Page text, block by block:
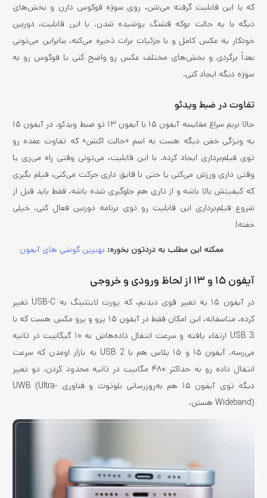
که با این قابلیت گرفته می‌شن، روی سوژه فوکوس دارن و بخش‌های
دیگه با یه حالت بوکه قشنگ پوشیده شدن. با این قابلیت، دوربین
خودکار یه عکس کامل و با جزئیات برات ذخیره می‌کنه، بنابراین می‌تونی
بعداً برگردی و بخش‌های مختلف عکس رو واضح کنی یا فوکوس رو به
سوژه دیگه ایجاد کنی.
تفاوت در ضبط ویدئو
حالا بریم سراغ مقایسه آیفون ۱۵ با آیفون ۱۳ تو ضبط ویدئو. در آیفون ۱۵
یه ویژگی خفن دیگه هست به اسم «حالت اکشن» که تفاوت عمده رو
توی فیلم‌برداری ایجاد کرده. با این قابلیت، می‌تونی وقتی راه می‌ری یا
وقتی داری ورزش می‌کنی یا حتی با قایق داری حرکت می‌کنی، فیلم بگیری
که کیفیتش بالا باشه و از تاری هم جلوگیری شده باشه. فقط باید قبل از
شروع فیلم‌برداری این قابلیت رو توی برنامه دوربین فعال کنی. خیلی
خفنه!
ممکنه این مطلب به دردتون بخوره: بهترین گوشی های آیفون
آیفون ۱۵ و ۱۳ از لحاظ ورودی و خروجی
در آیفون ۱۵ یه تغییر قوی دیدیم، که پورت لایتنینگ به USB-C تغییر
کرده. متاسفانه، این امکان فقط در آیفون ۱۵ پرو و پرو مکس هست که با
USB 3 ارتقاء یافته و سرعت انتقال داده‌هاش به ۱۰ گیگابیت در ثانیه
می‌رسه. آیفون ۱۵ و ۱۵ پلاس هم با USB 2 به بازار اومدن که سرعت
انتقال داده رو به حداکثر ۴۸۰ مگابیت در ثانیه محدود کردن. دو تغییر
دیگه توی آیفون ۱۵ هم به‌روزرسانی بلوتوث و فناوری UWB (Ultra-
Wideband) هستن.